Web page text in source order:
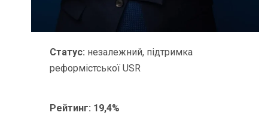
Статус: незалежний, підтримка
реформістської USR
Рейтинг: 19,4%